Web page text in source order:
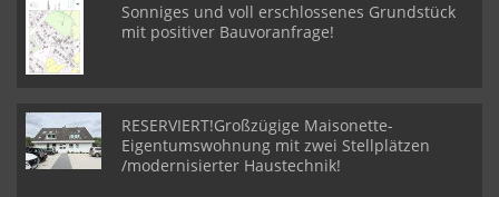
Sonniges und voll erschlossenes Grundstück
mit positiver Bauvoranfrage!
RESERVIERT!Großzügige Maisonette-
Eigentumswohnung mit zwei Stellplätzen
/modernisierter Haustechnik!